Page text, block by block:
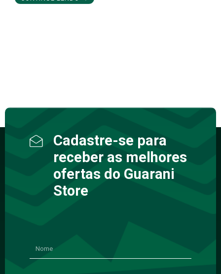
Cadastre-se para
receber as melhores
ofertas do Guarani
Store